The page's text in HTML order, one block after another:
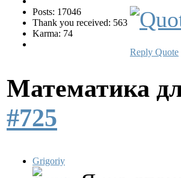
Posts: 17046
Thank you received: 563
Karma: 74
Reply Quote
Математика
#725
Grigoriy